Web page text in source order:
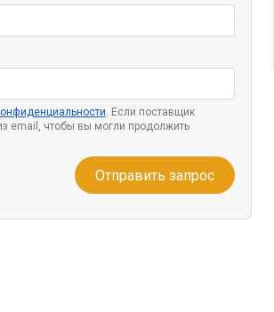
. Если поставщик
email, чтобы вы могли продолжить
Отправить запрос